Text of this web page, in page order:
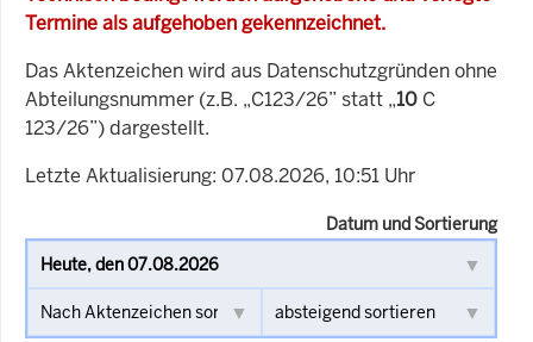
Termine als aufgehoben gekennzeichnet.
Das Aktenzeichen wird aus Datenschutzgründen ohne
Abteilungsnummer (z.B. „C123/26” statt „10 C
123/26”) dargestellt.
Letzte Aktualisierung: 07.08.2026, 10:51 Uhr
Datum und Sortierung